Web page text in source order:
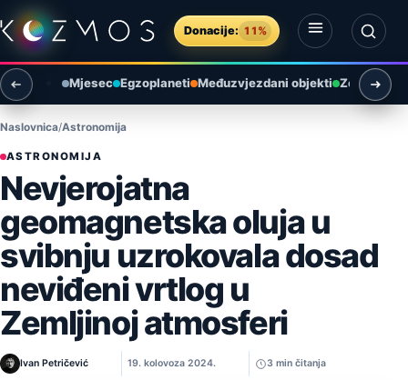
Preskoči na sadržaj
Donacije: 11%
Otvori izbornik
Otvori pretragu
Mjesec Egzoplaneti Međuzvjezdani objekti Zemlja i
Naslovnica Astronomija
ASTRONOMIJA
Nevjerojatna
geomagnetska oluja u
svibnju uzrokovala dosad
neviđeni vrtlog u
Zemljinoj atmosferi
Ivan Petričević 19. kolovoza 2024. 3 min čitanja